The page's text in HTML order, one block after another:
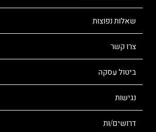
שאלות נפוצות
צרו קשר
ביטול עסקה
נגישות
דרושים/ות